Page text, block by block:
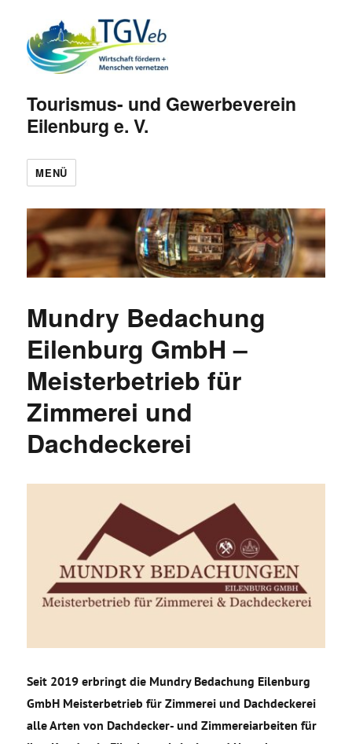
Tourismus- und Gewerbeverein
Eilenburg e. V.
MENÜ
Mundry Bedachung
Eilenburg GmbH –
Meisterbetrieb für
Zimmerei und
Dachdeckerei
Seit 2019 erbringt die Mundry Bedachung Eilenburg
GmbH Meisterbetrieb für Zimmerei und Dachdeckerei
alle Arten von Dachdecker- und Zimmereiarbeiten für